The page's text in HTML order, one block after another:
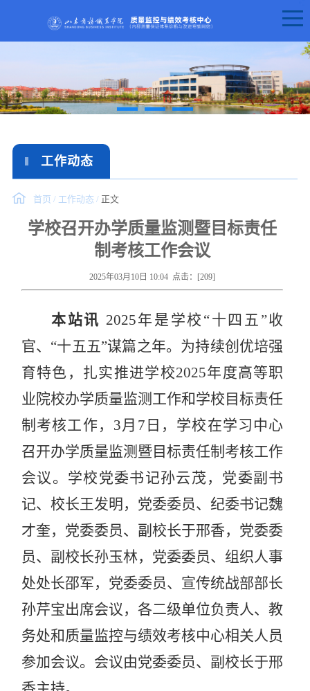
工作动态
首页 / 工作动态 / 正文
学校召开办学质量监测暨目标责任
制考核工作会议
2025年03月10日 10:04 点击：[209]
本站讯 2025年是学校“十四五”收
官、“十五五”谋篇之年。为持续创优培强
育特色，扎实推进学校2025年度高等职
业院校办学质量监测工作和学校目标责任
制考核工作，3月7日，学校在学习中心
召开办学质量监测暨目标责任制考核工作
会议。学校党委书记孙云茂，党委副书
记、校长王发明，党委委员、纪委书记魏
才奎，党委委员、副校长于邢香，党委委
员、副校长孙玉林，党委委员、组织人事
处处长邵军，党委委员、宣传统战部部长
孙芹宝出席会议，各二级单位负责人、教
务处和质量监控与绩效考核中心相关人员
参加会议。会议由党委委员、副校长于邢